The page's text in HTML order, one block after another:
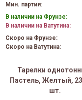
Мин. партия:
В наличии на Фрунзе:
В наличии на Ватутина:
Скоро на Фрунзе:
Скоро на Ватутина:
Тарелки
Пастель, Желтый,
шт.